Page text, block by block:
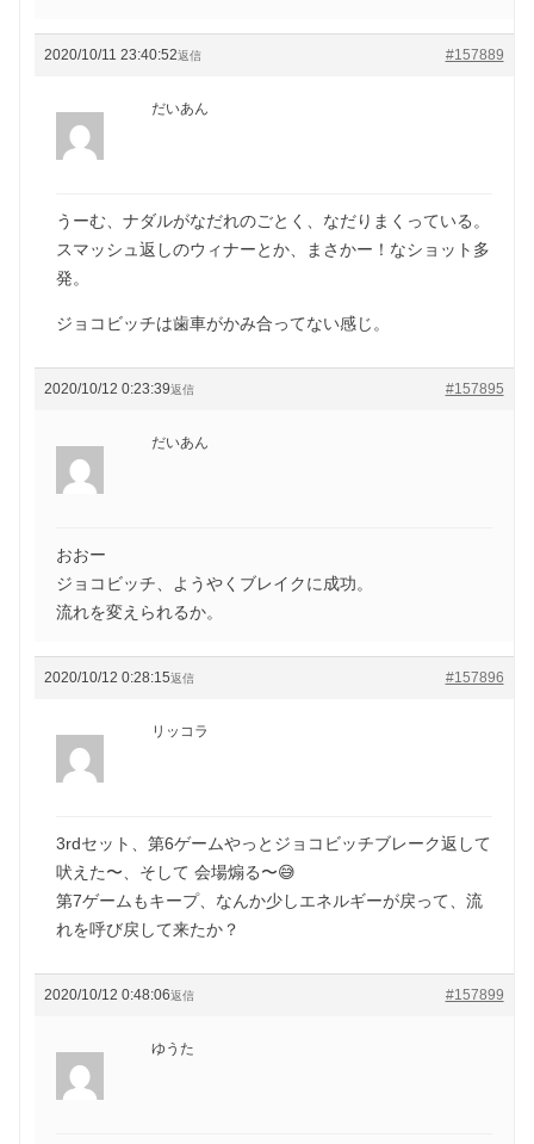
2020/10/11 23:40:52 #157889
返信
だいあん
うーむ、ナダルがなだれのごとく、なだりまくっている。
スマッシュ返しのウィナーとか、まさかー！なショット多
発。
ジョコビッチは歯車がかみ合ってない感じ。
2020/10/12 0:23:39 #157895
返信
だいあん
おおー
ジョコビッチ、ようやくブレイクに成功。
流れを変えられるか。
2020/10/12 0:28:15 #157896
返信
リッコラ
3rdセット、第6ゲームやっとジョコビッチブレーク返して
吠えた〜、そして 会場煽る〜😅
第7ゲームもキープ、なんか少しエネルギーが戻って、流
れを呼び戻して来たか？
2020/10/12 0:48:06 #157899
返信
ゆうた